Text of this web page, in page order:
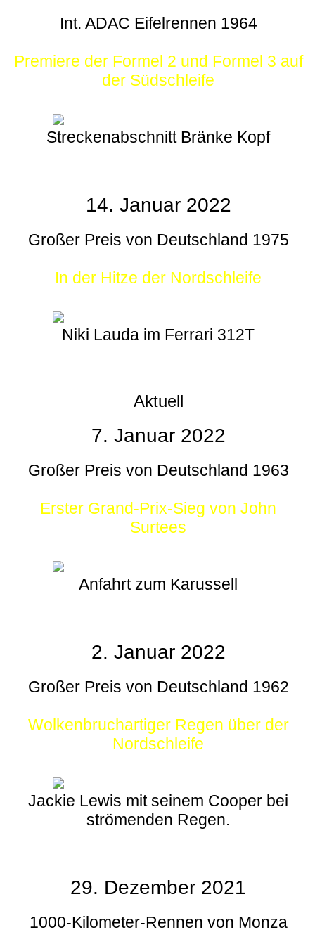
Int. ADAC Eifelrennen 1964
Premiere der Formel 2 und Formel 3 auf
der Südschleife
Streckenabschnitt Bränke Kopf
14. Januar 2022
Großer Preis von Deutschland 1975
In der Hitze der Nordschleife
Niki Lauda im Ferrari 312T
Aktuell
7. Januar 2022
Großer Preis von Deutschland 1963
Erster Grand-Prix-Sieg von John
Surtees
Anfahrt zum Karussell
2. Januar 2022
Großer Preis von Deutschland 1962
Wolkenbruchartiger Regen über der
Nordschleife
Jackie Lewis mit seinem Cooper bei
strömenden Regen.
29. Dezember 2021
1000-Kilometer-Rennen von Monza